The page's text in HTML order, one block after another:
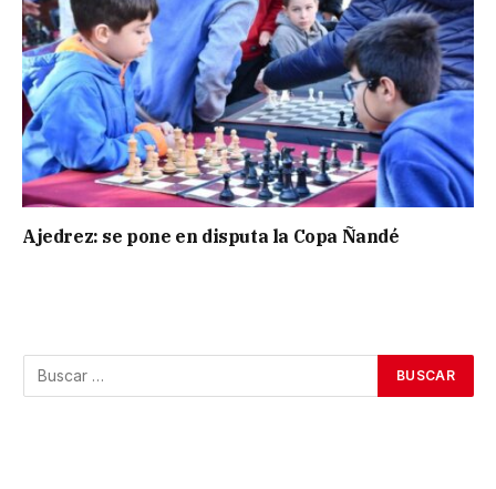
Ajedrez: se pone en disputa la Copa Ñandé